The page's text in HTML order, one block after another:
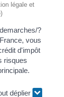
légale et
?
vous
d'impôt
risques
déplier